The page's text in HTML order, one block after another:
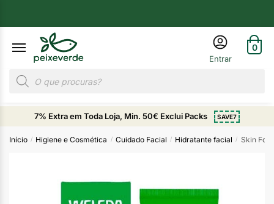
0
7% Extra em Toda Loja, Min. 50€ Exclui Packs SAVE7
Início / Higiene e Cosmética / Cuidado Facial / Hidratante facial / Skin